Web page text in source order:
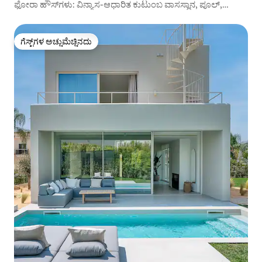
ಫೋರಾ ಹೌಸ್‌ಗಳು: ವಿನ್ಯಾಸ-ಆಧಾರಿತ ಕುಟುಂಬ ವಾಸಸ್ಥಾನ, ಪೂಲ್,
ಗೆಸ್ಟ್‌ಗಳ ಅಚ್ಚುಮೆಚ್ಚಿನದು
ಗೆಸ್ಟ್‌ಗಳ ಅಚ್ಚುಮೆಚ್ಚಿನದು